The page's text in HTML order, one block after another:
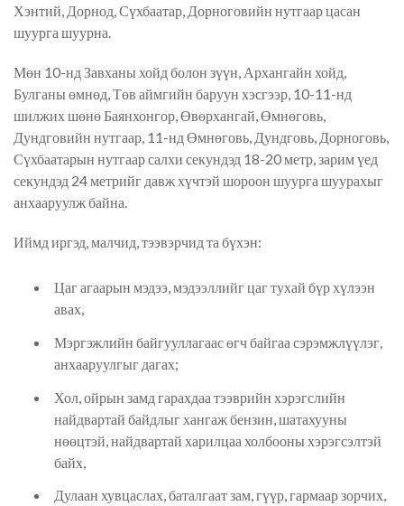
Хэнтий, Дорнод, Сүхбаатар, Дорноговийн нутгаар цасан
шуурга шуурна.
Мөн 10-нд Завханы хойд болон зүүн, Архангайн хойд,
Булганы өмнөд, Төв аймгийн баруун хэсгээр, 10-11-нд
шилжих шөнө Баянхонгор, Өвөрхангай, Өмнөговь,
Дундговийн нутгаар, 11-нд Өмнөговь, Дундговь, Дорноговь,
Сүхбаатарын нутгаар салхи секундэд 18-20 метр, зарим үед
секундэд 24 метрийг давж хүчтэй шороон шуурга шуурахыг
анхааруулж байна.
Иймд иргэд, малчид, тээвэрчид та бүхэн:
Цаг агаарын мэдээ, мэдээллийг цаг тухай бүр хүлээн
авах,
Мэргэжлийн байгууллагаас өгч байгаа сэрэмжлүүлэг,
анхааруулгыг дагах;
Хол, ойрын замд гарахдаа тээврийн хэрэгслийн
найдвартай байдлыг хангаж бензин, шатахууны
нөөцтэй, найдвартай харилцаа холбооны хэрэгсэлтэй
байх,
Дулаан хувцаслах, баталгаат зам, гүүр, гармаар зорчих,